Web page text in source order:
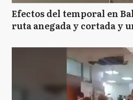
Efectos del temporal en
ruta anegada y cortada y